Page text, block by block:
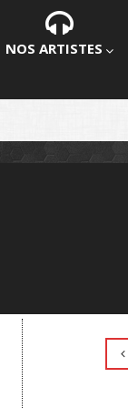
NOS ARTISTES